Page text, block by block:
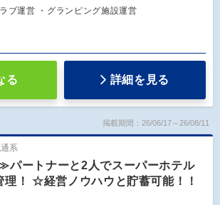
ブ運営 ・グランピング施設運営
る 詳細を見る
掲載期間：26/06/17～26/08/11
系
ートナーと2人でスーパーホテル
理！ ☆経営ノウハウと貯蓄可能！！